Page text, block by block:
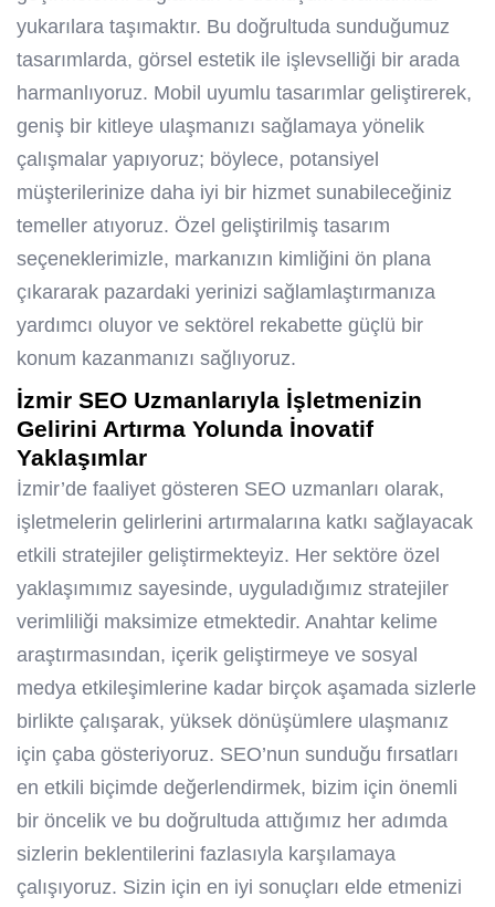
yukarılara taşımaktır. Bu doğrultuda sunduğumuz
tasarımlarda, görsel estetik ile işlevselliği bir arada
harmanlıyoruz. Mobil uyumlu tasarımlar geliştirerek,
geniş bir kitleye ulaşmanızı sağlamaya yönelik
çalışmalar yapıyoruz; böylece, potansiyel
müşterilerinize daha iyi bir hizmet sunabileceğiniz
temeller atıyoruz. Özel geliştirilmiş tasarım
seçeneklerimizle, markanızın kimliğini ön plana
çıkararak pazardaki yerinizi sağlamlaştırmanıza
yardımcı oluyor ve sektörel rekabette güçlü bir
konum kazanmanızı sağlıyoruz.
İzmir SEO Uzmanlarıyla İşletmenizin
Gelirini Artırma Yolunda İnovatif
Yaklaşımlar
İzmir’de faaliyet gösteren SEO uzmanları olarak,
işletmelerin gelirlerini artırmalarına katkı sağlayacak
etkili stratejiler geliştirmekteyiz. Her sektöre özel
yaklaşımımız sayesinde, uyguladığımız stratejiler
verimliliği maksimize etmektedir. Anahtar kelime
araştırmasından, içerik geliştirmeye ve sosyal
medya etkileşimlerine kadar birçok aşamada sizlerle
birlikte çalışarak, yüksek dönüşümlere ulaşmanız
için çaba gösteriyoruz. SEO’nun sunduğu fırsatları
en etkili biçimde değerlendirmek, bizim için önemli
bir öncelik ve bu doğrultuda attığımız her adımda
sizlerin beklentilerini fazlasıyla karşılamaya
çalışıyoruz. Sizin için en iyi sonuçları elde etmenizi